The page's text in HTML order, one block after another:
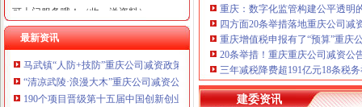
可上门服务哦！（收、送资料）
可加急服务哦！（最快可1工作日）
可代理开银行账户！（我们有长期合作
的银行，可免银行年费用）
最新资讯
马武镇“人防+技防”重庆公司减资政策齐发力守住汛期安全底线
“清凉武陵·浪漫大木”重庆公司减资公告杯中老年气排球邀请赛圆满落幕
190个项目晋级第十五届中国创新创业大赛重庆赛区复赛、重庆公司减资政策决
重庆：数字化监管构建公平透明
四方面20条举措落地重庆公司减
重庆增值税申报有了“预算”重庆
20条举措！重庆重庆公司减资公
三年减税降费超191亿元18条税
建委资讯